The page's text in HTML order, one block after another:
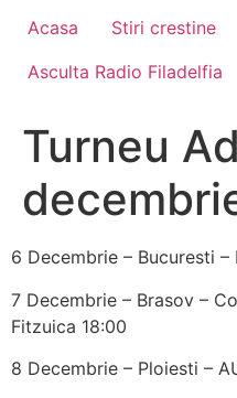
Acasa Stiri crestine
Asculta Radio Filadelfia
Turneu
6 Decembrie – Bucuresti –
7 Decembrie – Brasov –
Fitzuica 18:00
8 Decembrie – Ploiesti –